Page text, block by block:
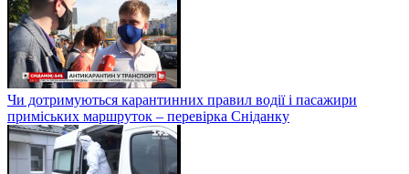
Чи дотримуються карантинних правил водії і пасажири
приміських маршруток – перевірка Сніданку